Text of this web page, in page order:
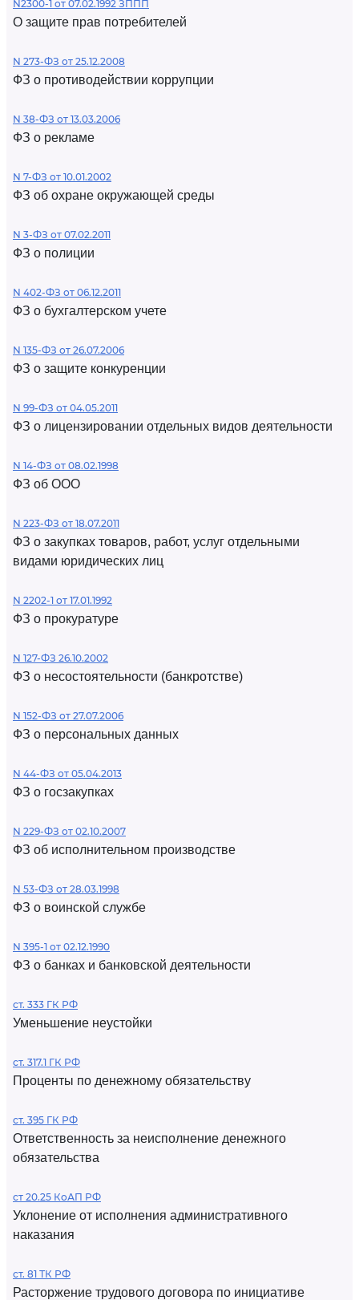
N2300-1 от 07.02.1992 ЗППП
О защите прав потребителей
N 273-ФЗ от 25.12.2008
ФЗ о противодействии коррупции
N 38-ФЗ от 13.03.2006
ФЗ о рекламе
N 7-ФЗ от 10.01.2002
ФЗ об охране окружающей среды
N 3-ФЗ от 07.02.2011
ФЗ о полиции
N 402-ФЗ от 06.12.2011
ФЗ о бухгалтерском учете
N 135-ФЗ от 26.07.2006
ФЗ о защите конкуренции
N 99-ФЗ от 04.05.2011
ФЗ о лицензировании отдельных видов деятельности
N 14-ФЗ от 08.02.1998
ФЗ об ООО
N 223-ФЗ от 18.07.2011
ФЗ о закупках товаров, работ, услуг отдельными
видами юридических лиц
N 2202-1 от 17.01.1992
ФЗ о прокуратуре
N 127-ФЗ 26.10.2002
ФЗ о несостоятельности (банкротстве)
N 152-ФЗ от 27.07.2006
ФЗ о персональных данных
N 44-ФЗ от 05.04.2013
ФЗ о госзакупках
N 229-ФЗ от 02.10.2007
ФЗ об исполнительном производстве
N 53-ФЗ от 28.03.1998
ФЗ о воинской службе
N 395-1 от 02.12.1990
ФЗ о банках и банковской деятельности
ст. 333 ГК РФ
Уменьшение неустойки
ст. 317.1 ГК РФ
Проценты по денежному обязательству
ст. 395 ГК РФ
Ответственность за неисполнение денежного
обязательства
ст 20.25 КоАП РФ
Уклонение от исполнения административного
наказания
ст. 81 ТК РФ
Расторжение трудового договора по инициативе